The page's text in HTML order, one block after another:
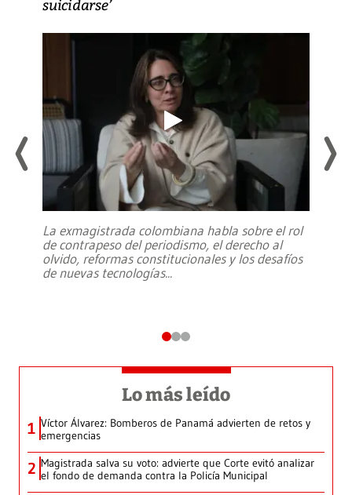
suicidarse’
La exmagistrada colombiana habla sobre el rol
de contrapeso del periodismo, el derecho al
olvido, reformas constitucionales y los desafíos
de nuevas tecnologías...
Lo más leído
1 Víctor Álvarez: Bomberos de Panamá advierten de retos y
emergencias
2 Magistrada salva su voto: advierte que Corte evitó analizar
el fondo de demanda contra la Policía Municipal